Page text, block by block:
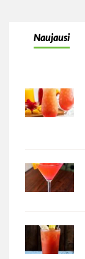
Naujausi